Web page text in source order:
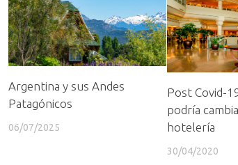
Argentina y sus Andes
Patagónicos
06/07/2025
Post Covid-
podría
hotelería
30/04/2020